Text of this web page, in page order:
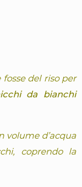
del riso per
da bianchi
volume d’acqua
coprendo la